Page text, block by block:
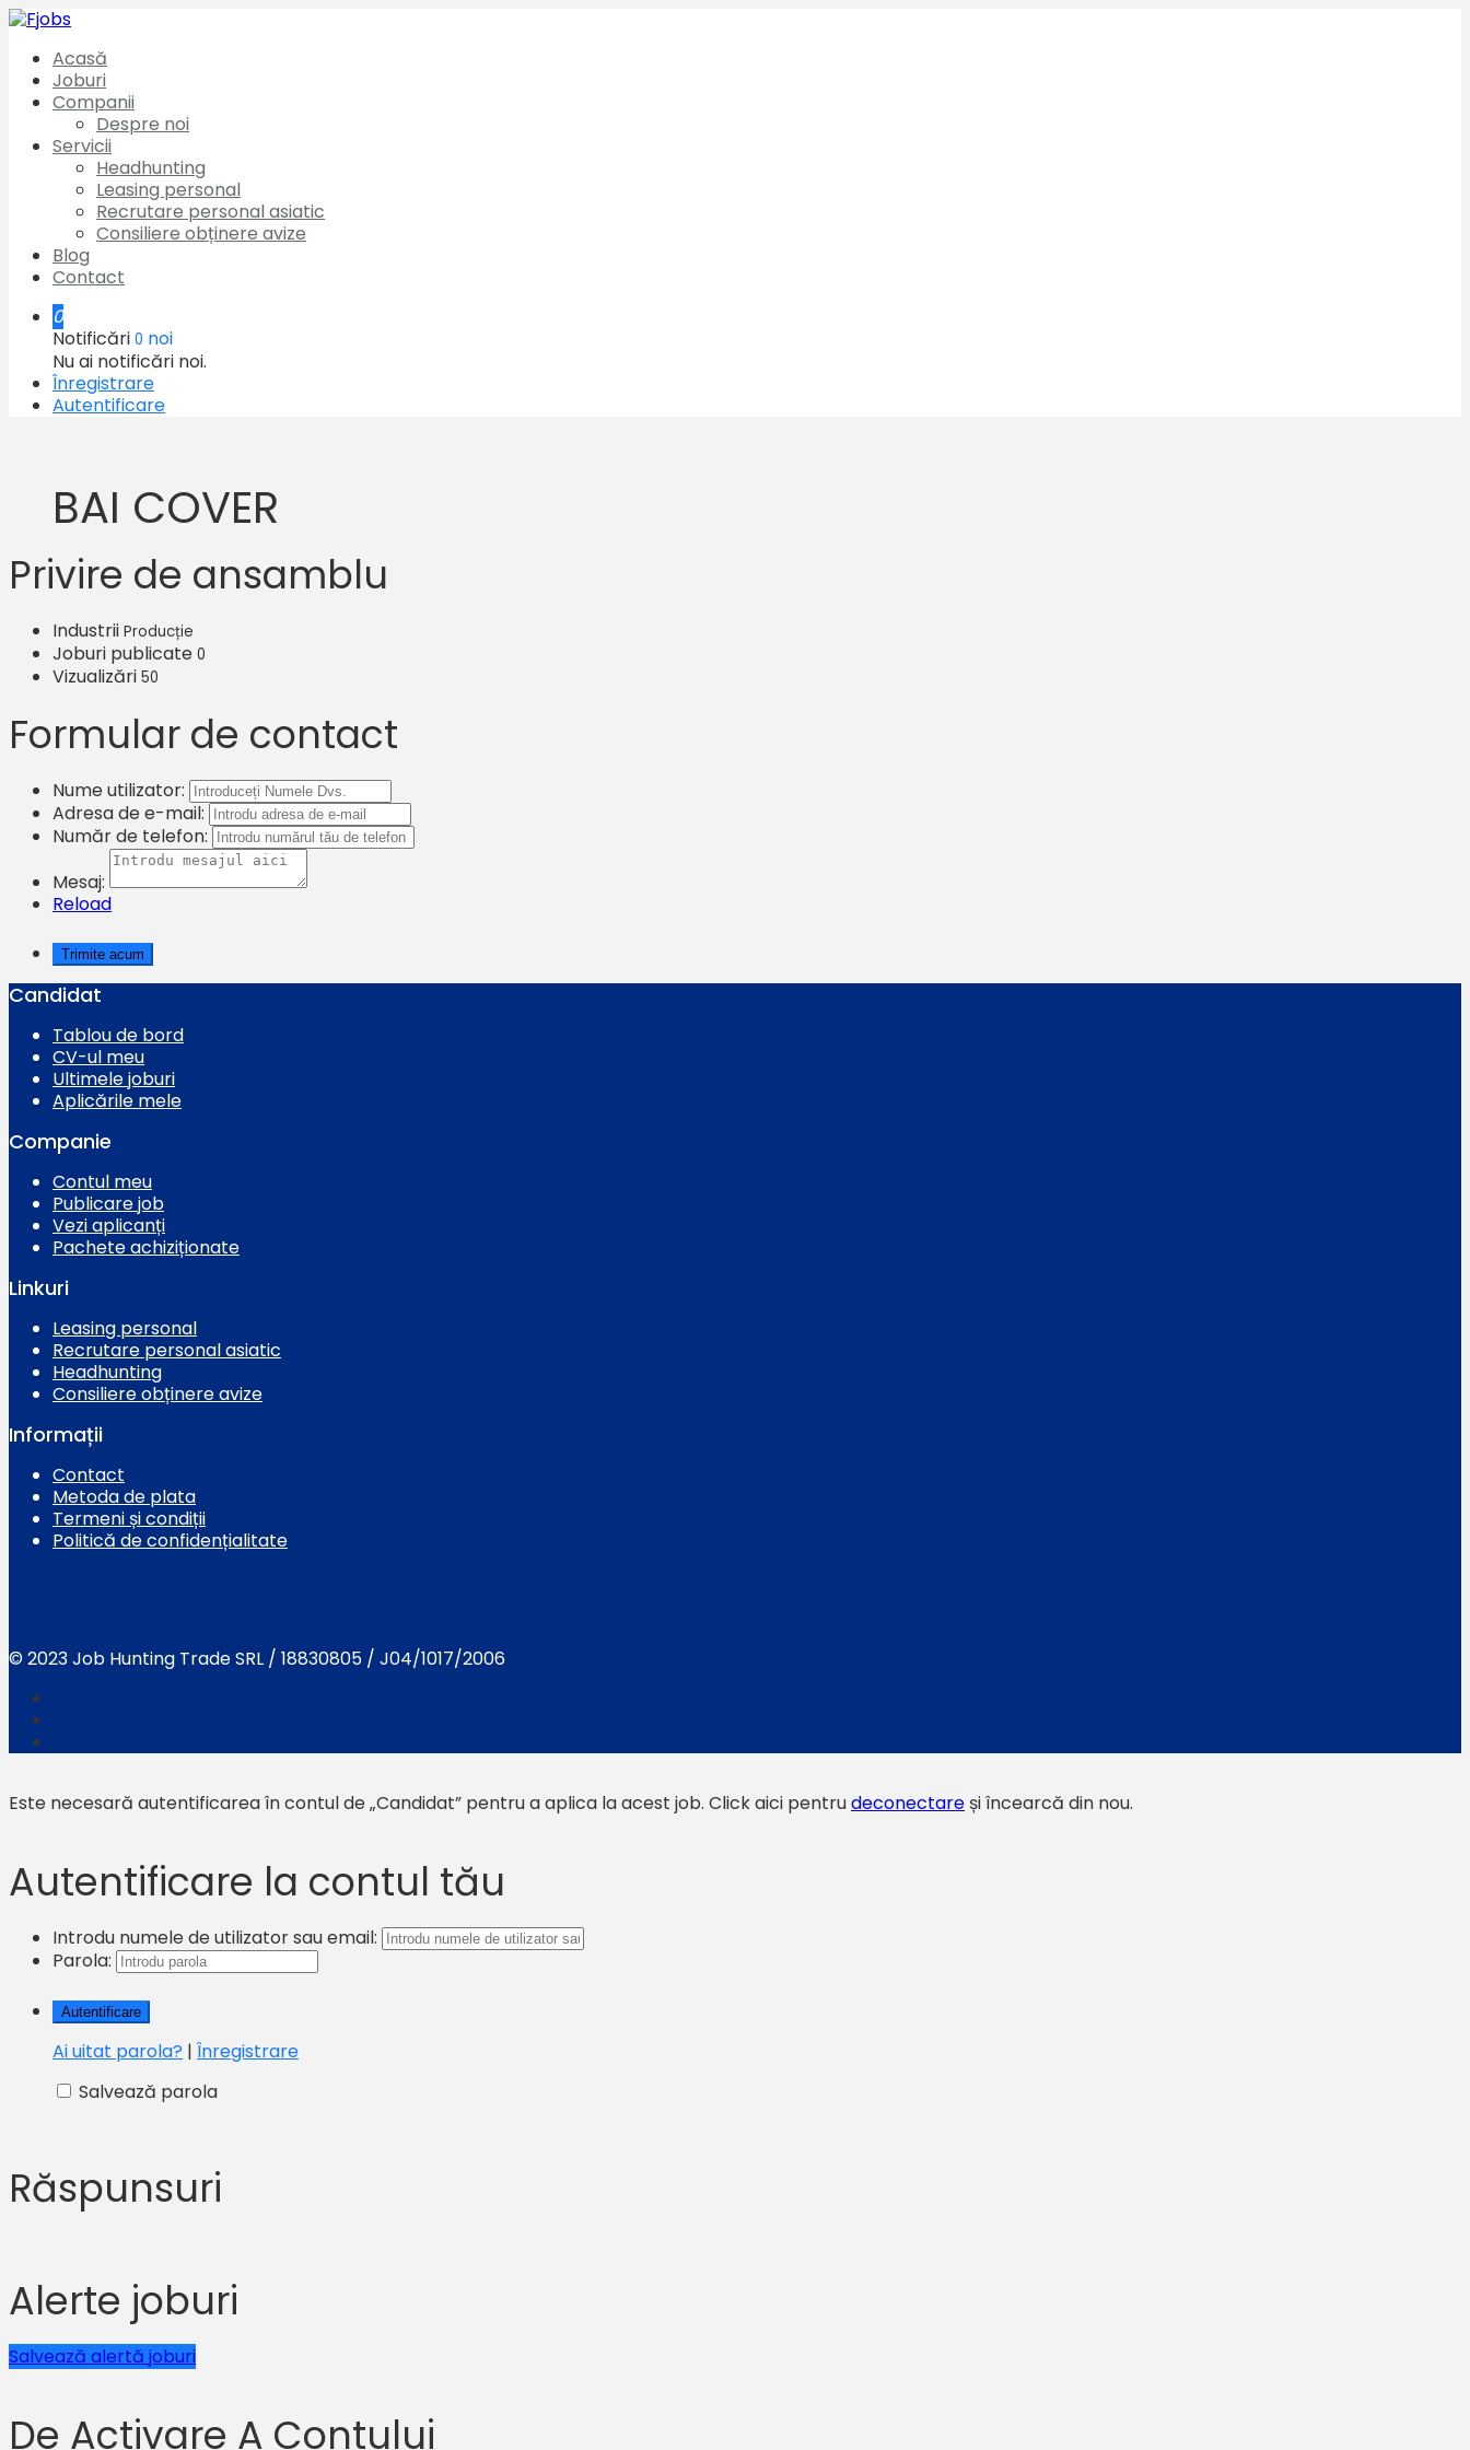
Acasă
Joburi
Companii
Despre noi
Servicii
Headhunting
Leasing personal
Recrutare personal asiatic
Consiliere obținere avize
Blog
Contact
0
Notificări 0 noi
Nu ai notificări noi.
Înregistrare
Autentificare
BAI COVER
Privire de ansamblu
Industrii Producție
Joburi publicate 0
Vizualizări 50
Formular de contact
Nume utilizator:
Adresa de e-mail:
Număr de telefon:
Mesaj:
Reload
Candidat
Tablou de bord
CV-ul meu
Ultimele joburi
Aplicările mele
Companie
Contul meu
Publicare job
Vezi aplicanți
Pachete achiziționate
Linkuri
Leasing personal
Recrutare personal asiatic
Headhunting
Consiliere obținere avize
Informații
Contact
Metoda de plata
Termeni și condiții
Politică de confidențialitate
© 2023 Job Hunting Trade SRL / 18830805 / J04/1017/2006
Este necesară autentificarea în contul de „Candidat” pentru a aplica la acest job. Click aici pentrudeconectare și încearcă din nou.
Autentificare la contul tău
Introdu numele de utilizator sau email:
Parola:
Ai uitat parola? | Înregistrare
Salvează parola
Răspunsuri
Alerte joburi
Salvează alertă joburi
De Activare A Contului